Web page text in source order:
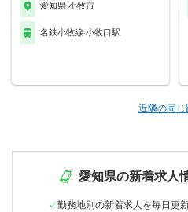
愛知県 小牧市
名鉄小牧線 小牧口駅
近隣の同
愛知県の新着求人
勤務地別の新着求人を毎日更